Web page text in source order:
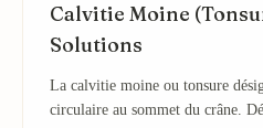
Calvitie Moine
Solutions
La calvitie moine ou tonsure
circulaire au sommet du crâne.